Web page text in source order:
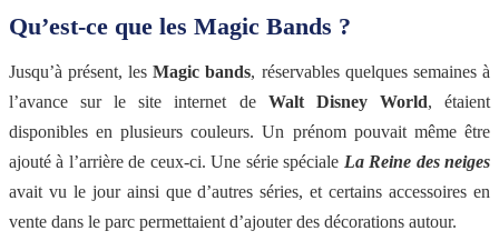
Qu’est-ce que les Magic Bands ?
Jusqu’à présent, lesMagic bands, réservables quelques semaines à
l’avance sur le site internet de Walt Disney World, étaient
disponibles en plusieurs couleurs. Un prénom pouvait même être
ajouté à l’arrière de ceux-ci. Une série spéciale La Reine des neiges
avait vu le jour ainsi que d’autres séries, et certains accessoires en
vente dans le parc permettaient d’ajouter des décorations autour.